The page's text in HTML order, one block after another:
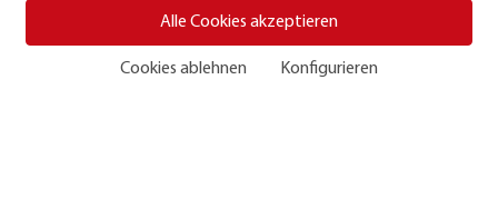
Alle Cookies akzeptieren
Cookies ablehnen Konfigurieren